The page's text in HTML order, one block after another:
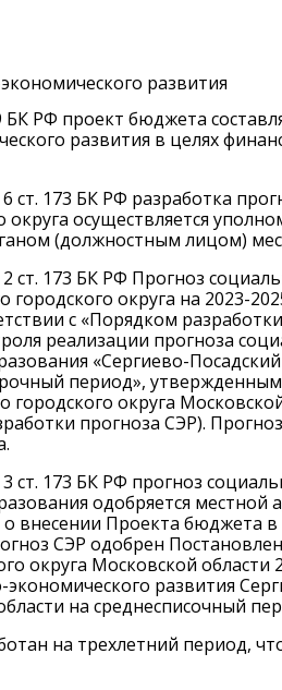
развития
БК РФ проект бюджета
развития в целях
ст. 173 БК РФ разработка
округа осуществляется
(должностным лицом)
2 ст. 173 БК РФ Прогноз
городского округа на 2023-
с «Порядком
реализации прогноза
«Сергиево-
период»,
городского округа
прогноза СЭР).
ст. 173 БК РФ прогноз
одобряется
внесении Проекта бюджета в
СЭР одобрен
округа Московской области
развития
на среднесписочный
на трехлетний период,